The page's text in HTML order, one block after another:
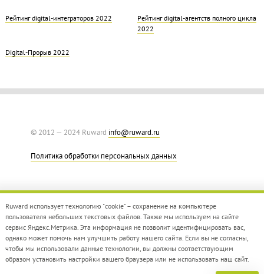
Рейтинг digital-интеграторов 2022
Рейтинг digital-агентств полного цикла
2022
Digital-Прорыв 2022
© 2012 — 2024 Ruward info@ruward.ru
Политика обработки персональных данных
Дизайн –Red Collar
Создание сайта –Integrate
Ruward использует технологию "cookie" – сохранение на компьютере
пользователя небольших текстовых файлов. Также мы используем на сайте
сервис Яндекс.Метрика. Эта информация не позволит идентифицировать вас,
однако может помочь нам улучшить работу нашего сайта. Если вы не согласны,
чтобы мы использовали данные технологии, вы должны соответствующим
образом установить настройки вашего браузера или не использовать наш сайт.